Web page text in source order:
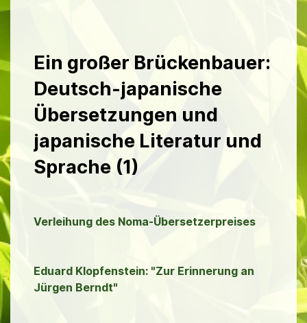
Ein großer Brückenbauer:
Deutsch-japanische
Übersetzungen und
japanische Literatur und
Sprache (1)
Verleihung des Noma-Übersetzerpreises
Eduard Klopfenstein: "Zur Erinnerung an
Jürgen Berndt"